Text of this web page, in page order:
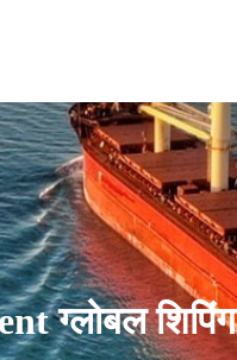
ग्लोबल शिपिंग